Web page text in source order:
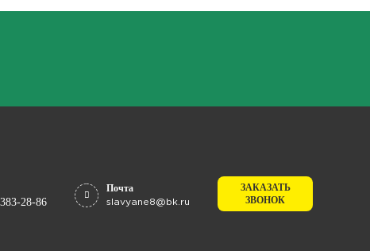
383-28-86
Почта
slavyane8@bk.ru
ЗАКАЗАТЬ
ЗВОНОК